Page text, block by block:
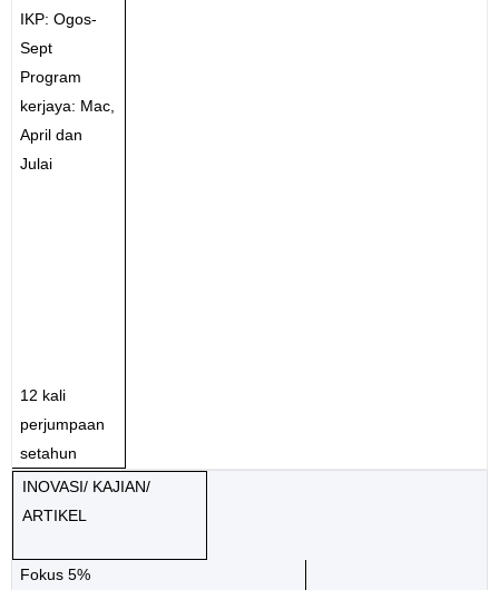
IKP: Ogos-
Sept
Program
kerjaya: Mac,
April dan
Julai
12 kali
perjumpaan
setahun
INOVASI/ KAJIAN/
ARTIKEL
Fokus 5%